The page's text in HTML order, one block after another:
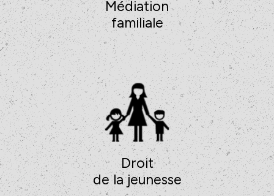
Médiation
familiale
Droit
de la jeunesse